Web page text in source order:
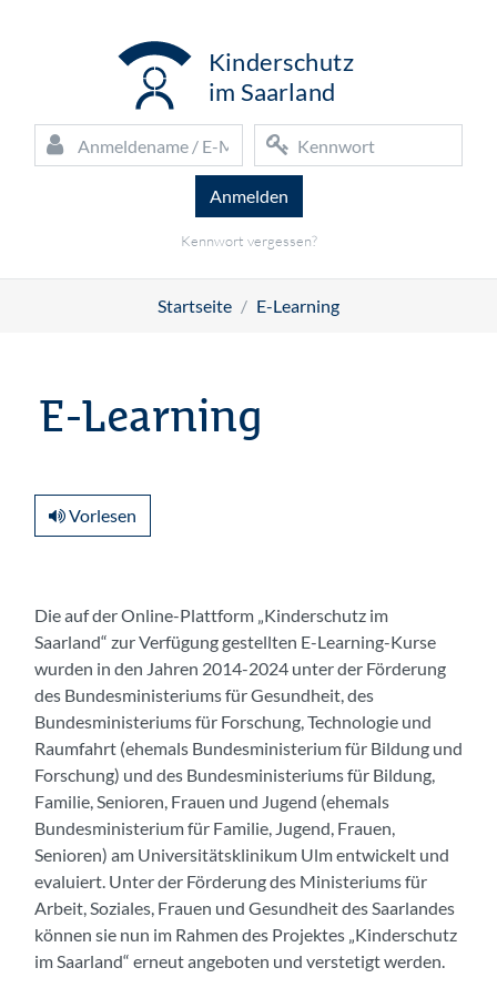
K
inderschutz
i
m Saarland
Anmeldename / E-Mail Kennwort
Kennwort vergessen?
Startseite E-Learning
E-Learning
Vorlesen
Kursthemen
Die auf der Online-Plattform „Kinderschutz im
Saarland“ zur Verfügung gestellten E-Learning-Kurse
wurden in den Jahren 2014-2024 unter der Förderung
des Bundesministeriums für Gesundheit, des
Bundesministeriums für Forschung, Technologie und
Raumfahrt (ehemals Bundesministerium für Bildung und
Forschung) und des Bundesministeriums für Bildung,
Familie, Senioren, Frauen und Jugend (ehemals
Bundesministerium für Familie, Jugend, Frauen,
Senioren) am Universitätsklinikum Ulm entwickelt und
evaluiert. Unter der Förderung des Ministeriums für
Arbeit, Soziales, Frauen und Gesundheit des Saarlandes
können sie nun im Rahmen des Projektes „Kinderschutz
im Saarland“ erneut angeboten und verstetigt werden.